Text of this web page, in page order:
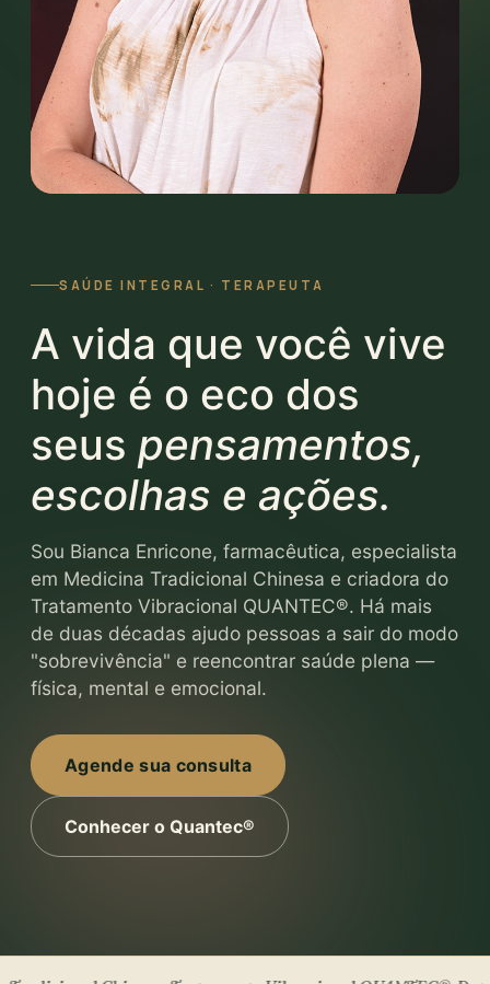
SAÚDE INTEGRAL · TERAPEUTA
A vida que você vive
hoje é o eco dos
seus pensamentos,
escolhas e ações.
Sou Bianca Enricone, farmacêutica, especialista
em Medicina Tradicional Chinesa e criadora do
Tratamento Vibracional QUANTEC®. Há mais
de duas décadas ajudo pessoas a sair do modo
"sobrevivência" e reencontrar saúde plena —
física, mental e emocional.
Agende sua consulta
Conhecer o Quantec®